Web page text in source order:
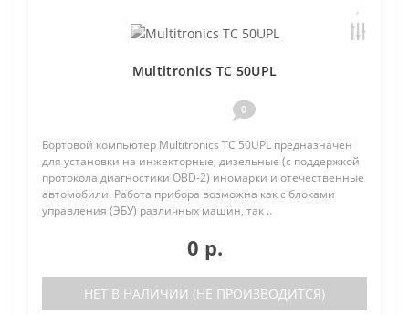
Multitronics TC 50UPL
0
Бортовой компьютер Multitronics TC 50UPL предназначен
для установки на инжекторные, дизельные (с поддержкой
протокола диагностики OBD-2) иномарки и отечественные
автомобили. Работа прибора возможна как с блоками
управления (ЭБУ) различных машин, так ..
0 р.
НЕТ В НАЛИЧИИ (НЕ ПРОИЗВОДИТСЯ)